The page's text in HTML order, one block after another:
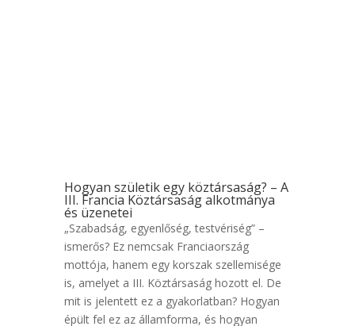
Hogyan születik egy köztársaság? – A
III. Francia Köztársaság alkotmánya
és üzenetei
„Szabadság, egyenlőség, testvériség” –
ismerős? Ez nemcsak Franciaország
mottója, hanem egy korszak szellemisége
is, amelyet a III. Köztársaság hozott el. De
mit is jelentett ez a gyakorlatban? Hogyan
épült fel ez az államforma, és hogyan